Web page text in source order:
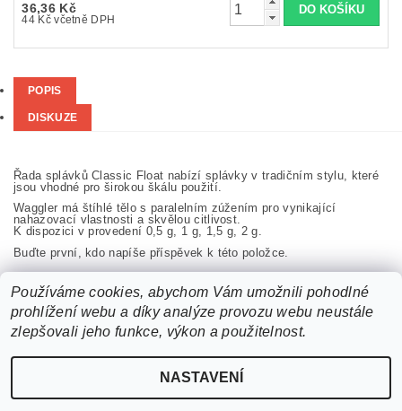
36,36 Kč
44 Kč včetně DPH
POPIS
DISKUZE
Řada splávků Classic Float nabízí splávky v tradičním stylu, které
jsou vhodné pro širokou škálu použití.
Waggler má štíhlé tělo s paralelním zúžením pro vynikající
nahazovací vlastnosti a skvělou citlivost.
K dispozici v provedení 0,5 g, 1 g, 1,5 g, 2 g.
Buďte první, kdo napíše příspěvek k této položce.
Přidat komentář
2026 ©b2bchytil.cz, všechna práva vyhrazena
Používáme cookies, abychom Vám umožnili pohodlné
prohlížení webu a díky analýze provozu webu neustále
zlepšovali jeho funkce, výkon a použitelnost.
NASTAVENÍ